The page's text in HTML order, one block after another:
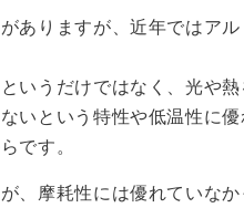
ありますが、近年ではア
いうだけではなく、光や
いという特性や低温性に
です。
、摩耗性には優れていな